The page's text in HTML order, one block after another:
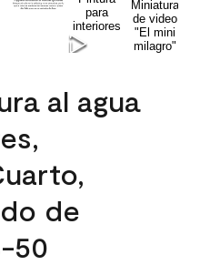
al agua
de
50